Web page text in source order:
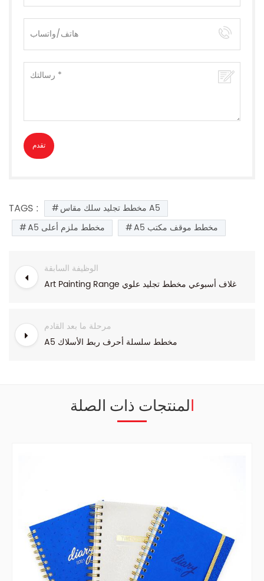
TAGS :
مخطط تجليد سلك مقاس A5
A5 مخطط ملزم أعلى
A5 مخطط موقف مكتب
الوظيفة السابقة
Art Painting Range غلاف أسبوعي مخطط تجليد علوي
مرحلة ما بعد القادم
A5 مخطط سلسلة أحرف ربط الأسلاك
المنتجات ذات الصلة